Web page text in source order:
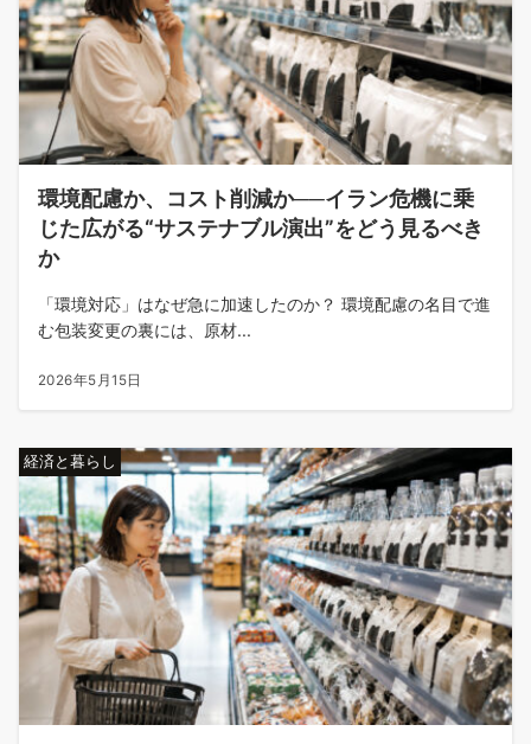
環境配慮か、コスト削減か──イラン危機に乗
じた広がる“サステナブル演出”をどう見るべき
か
「環境対応」はなぜ急に加速したのか？ 環境配慮の名目で進
む包装変更の裏には、原材...
2026年5月15日
経済と暮らし